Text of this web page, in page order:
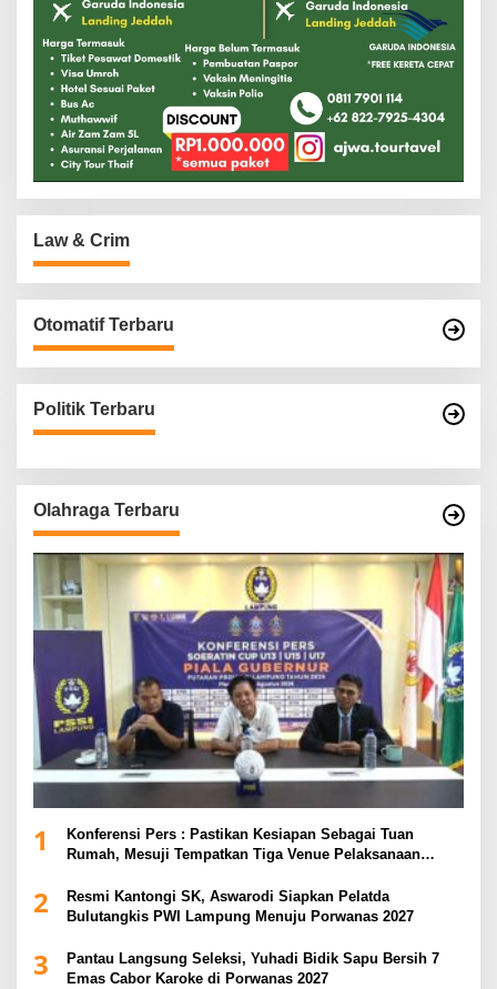
Law & Crim
Otomatif Terbaru
Politik Terbaru
Olahraga Terbaru
1
Konferensi Pers : Pastikan Kesiapan Sebagai Tuan
Rumah, Mesuji Tempatkan Tiga Venue Pelaksanaan
2
Resmi Kantongi SK, Aswarodi Siapkan Pelatda
Bulutangkis PWI Lampung Menuju Porwanas 2027
3
Pantau Langsung Seleksi, Yuhadi Bidik Sapu Bersih 7
Emas Cabor Karoke di Porwanas 2027